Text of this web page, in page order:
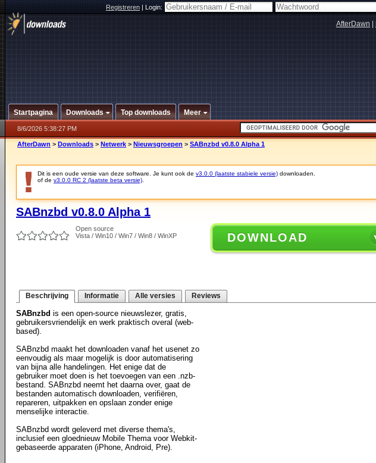
Registreren|Login:
AfterDawn
Startpagina Downloads Top downloads Meer
8/6/2026 5:38:27 PM
AfterDawn > Downloads > Netwerk > Nieuwsgroepen > SABnzbd v0.8.0 Alpha 1
Dit is een oude versie van deze software. Je kunt ook de v3.0.0 (laatste stabiele versie) downloaden.
of de v3.0.0 RC 2 (laatste beta versie)
SABnzbd v0.8.0 Alpha 1
Open source
Vista / Win10 / Win7 / Win8 / WinXP
DOWNLOAD
Beschrijving Informatie Alle versies Reviews
SABnzbd is een open-source nieuwslezer, gratis,
gebruikersvriendelijk en werk praktisch overal (web-
based).
SABnzbd maakt het downloaden vanaf het usenet zo
eenvoudig als maar mogelijk is door automatisering
van bijna alle handelingen. Het enige dat de
gebruiker moet doen is het toevoegen van een .nzb-
bestand. SABnzbd neemt het daarna over, gaat de
bestanden automatisch downloaden, verifiëren,
repareren, uitpakken en opslaan zonder enige
menselijke interactie.
SABnzbd wordt geleverd met diverse thema's,
inclusief een gloednieuw Mobile Thema voor Webkit-
gebaseerde apparaten (iPhone, Android, Pre).